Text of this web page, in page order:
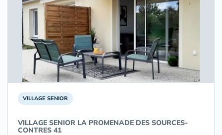
VILLAGE SENIOR
VILLAGE SENIOR LA PROMENADE DES SOURCES-
CONTRES 41